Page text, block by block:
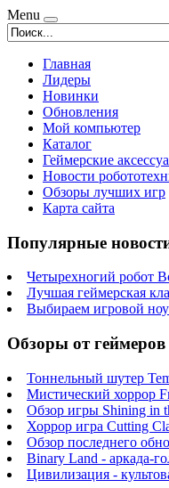
Menu
Главная
Лидеры
Новинки
Обновления
Мой компьютер
Каталог
Геймерские
Новости
Обзоры лучших игр
Карта сайта
Популярные
Четырехногий робот
Лучшая геймерская
Выбираем игровой
Обзоры от геймеров
Тоннельный шутер
Мистический хоррор
Обзор игры Shining in
Хоррор игра Cutting
Обзор последнего
Binary Land - аркада-
Цивилизация -